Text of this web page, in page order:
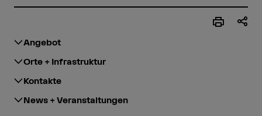
Angebot
Orte + Infrastruktur
Kontakte
News + Veranstaltungen